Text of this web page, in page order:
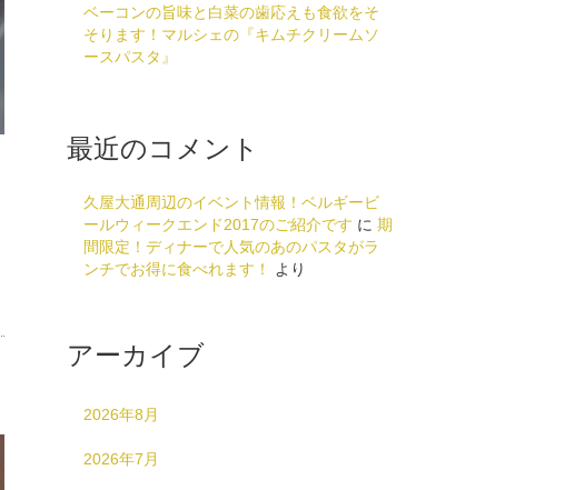
ベーコンの旨味と白菜の歯応えも食欲をそ
そります！マルシェの『キムチクリームソ
ースパスタ』
最近のコメント
久屋大通周辺のイベント情報！ベルギービ
ールウィークエンド2017のご紹介です に期
間限定！ディナーで人気のあのパスタがラ
ンチでお得に食べれます！
より
アーカイブ
2026年8月
2026年7月